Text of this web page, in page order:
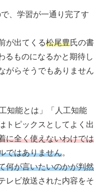
、学習が一通り完了す
が出てくる松尾豊氏の書
るものになるかと期待し
がらそうでもありません
知能とは」「人工知能
トピックスとしてよく出
に全く使えないわけでは
ではありません。
何が言いたいのかが判然
レビ放送された内容をそ